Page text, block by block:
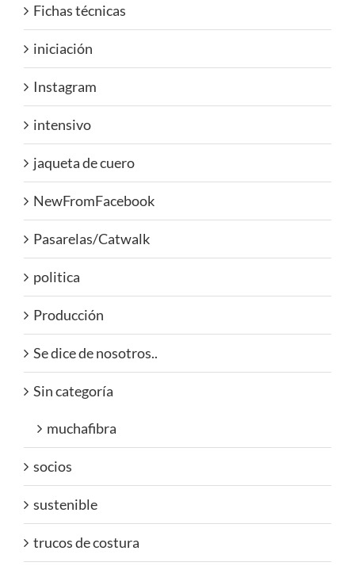
Fichas técnicas
iniciación
Instagram
intensivo
jaqueta de cuero
NewFromFacebook
Pasarelas/Catwalk
politica
Producción
Se dice de nosotros..
Sin categoría
muchafibra
socios
sustenible
trucos de costura